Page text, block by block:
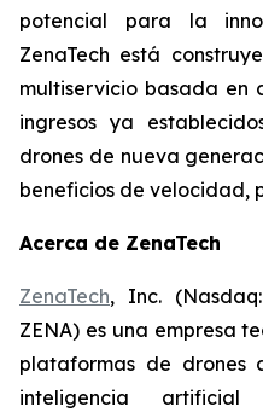
potencial para la
ZenaTech está
multiservicio basada en
ingresos ya
drones de nueva
beneficios de velocidad,
Acerca de ZenaTech
ZenaTech, Inc.
ZENA) es una empresa
plataformas de drones
inteligencia